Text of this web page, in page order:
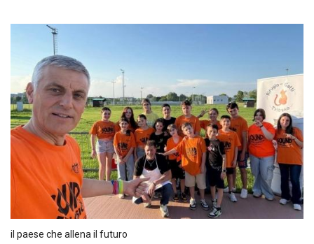
il paese che allena il futuro